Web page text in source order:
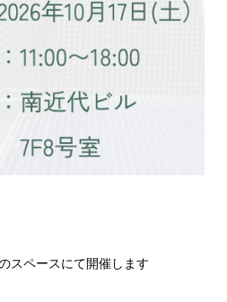
スペースにて開催します